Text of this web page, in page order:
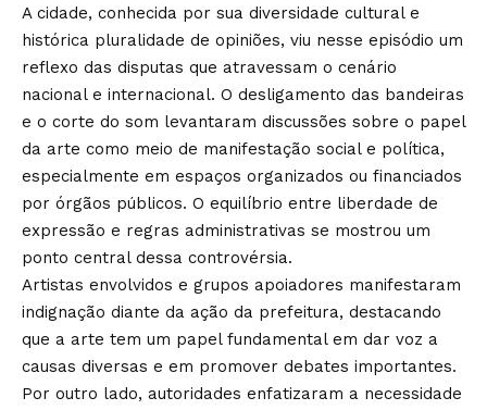
A cidade, conhecida por sua diversidade cultural e
histórica pluralidade de opiniões, viu nesse episódio um
reflexo das disputas que atravessam o cenário
nacional e internacional. O desligamento das bandeiras
e o corte do som levantaram discussões sobre o papel
da arte como meio de manifestação social e política,
especialmente em espaços organizados ou financiados
por órgãos públicos. O equilíbrio entre liberdade de
expressão e regras administrativas se mostrou um
ponto central dessa controvérsia.
Artistas envolvidos e grupos apoiadores manifestaram
indignação diante da ação da prefeitura, destacando
que a arte tem um papel fundamental em dar voz a
causas diversas e em promover debates importantes.
Por outro lado, autoridades enfatizaram a necessidade